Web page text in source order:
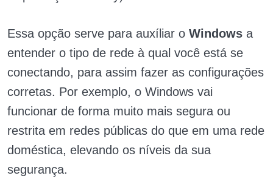
Essa opção serve para auxíliar o Windows a
entender o tipo de rede à qual você está se
conectando, para assim fazer as configurações
corretas. Por exemplo, o Windows vai
funcionar de forma muito mais segura ou
restrita em redes públicas do que em uma rede
doméstica, elevando os níveis da sua
segurança.